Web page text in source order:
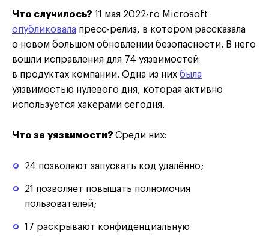
Что случилось? 11 мая 2022-го Microsoft
опубликовала пресс-релиз, в котором рассказала
о новом большом обновлении безопасности. В него
вошли исправления для 74 уязвимостей
в продуктах компании. Одна из них была
уязвимостью нулевого дня, которая активно
используется хакерами сегодня.
Что за уязвимости? Среди них:
24 позволяют запускать код удалённо;
21 позволяет повышать полномочия
пользователей;
17 раскрывают конфиденциальную